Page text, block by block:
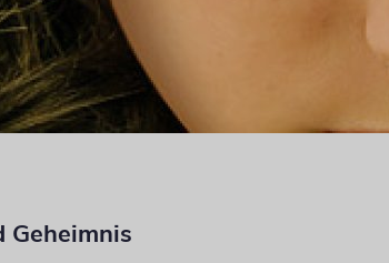
Geheimnis